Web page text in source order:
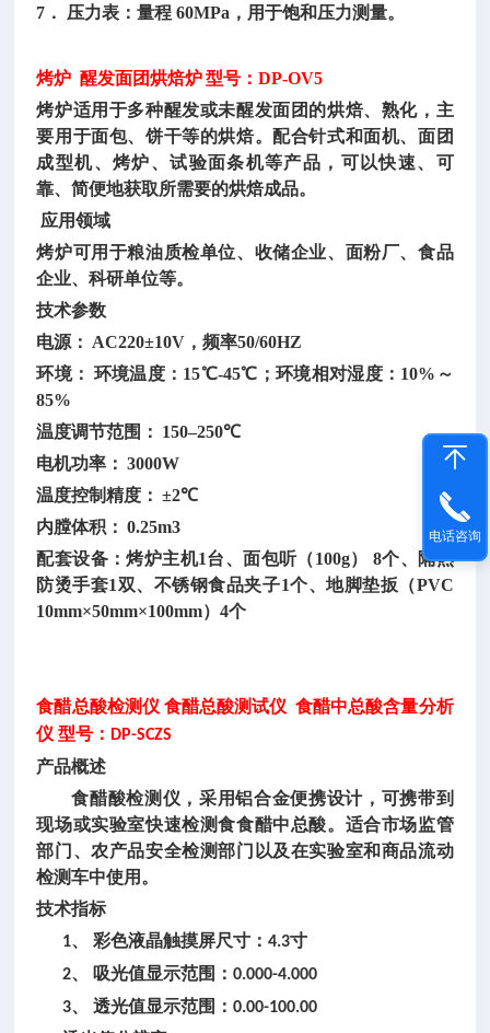
7． 压力表：量程 60MPa，用于饱和压力测量。
烤炉 醒发面团烘焙炉 型号：DP-OV5
烤炉适用于多种醒发或未醒发面团的烘焙、熟化，主
要用于面包、饼干等的烘焙。配合针式和面机、面团
成型机、烤炉、试验面条机等产品，可以快速、可
靠、简便地获取所需要的烘焙成品。
应用领域
烤炉可用于粮油质检单位、收储企业、面粉厂、食品
企业、科研单位等。
技术参数
电源： AC220±10V，频率50/60HZ
环境： 环境温度： 15℃-45℃；环境相对湿度：10%～
85%
温度调节范围： 150‒250℃
电机功率： 3000W
温度控制精度： ±2℃
内膛体积： 0.25m3
配套设备：烤炉主机1台、面包听（100g） 8个、隔热
防烫手套1双、不锈钢食品夹子1个、地脚垫扳（PVC
10mm×50mm×100mm）4个
食醋总酸检测仪 食醋总酸测试仪 食醋中总酸含量分析
仪 型号：DP-SCZS
产品概述
食醋酸检测仪，采用铝合金便携设计，可携带到
现场或实验室快速检测食食醋中总酸。适合市场监管
部门、农产品安全检测部门以及在实验室和商品流动
检测车中使用。
技术指标
1、 彩色液晶触摸屏尺寸：4.3寸
2、 吸光值显示范围：0.000-4.000
3、 透光值显示范围：0.00-100.00
电话咨询